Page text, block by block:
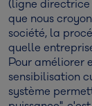
(ligne directrice
que nous
société, la
quelle
Pour améliorer
sensibilisation
système